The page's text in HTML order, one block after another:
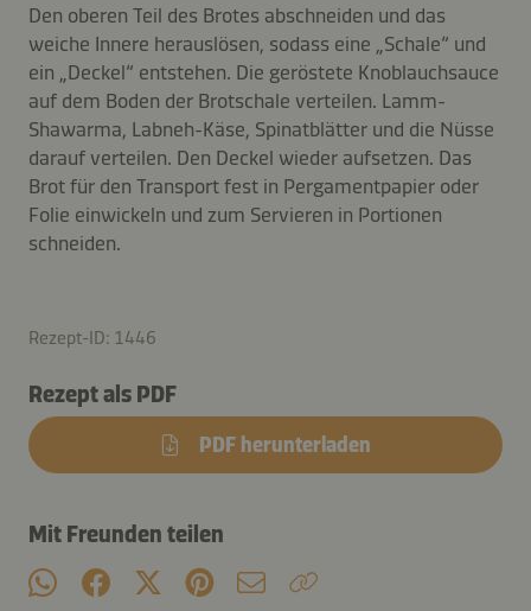
Den oberen Teil des Brotes abschneiden und das
weiche Innere herauslösen, sodass eine „Schale“ und
ein „Deckel“ entstehen. Die geröstete Knoblauchsauce
auf dem Boden der Brotschale verteilen. Lamm-
Shawarma, Labneh-Käse, Spinatblätter und die Nüsse
darauf verteilen. Den Deckel wieder aufsetzen. Das
Brot für den Transport fest in Pergamentpapier oder
Folie einwickeln und zum Servieren in Portionen
schneiden.
Rezept-ID: 1446
Rezept als PDF
PDF herunterladen
Mit Freunden teilen